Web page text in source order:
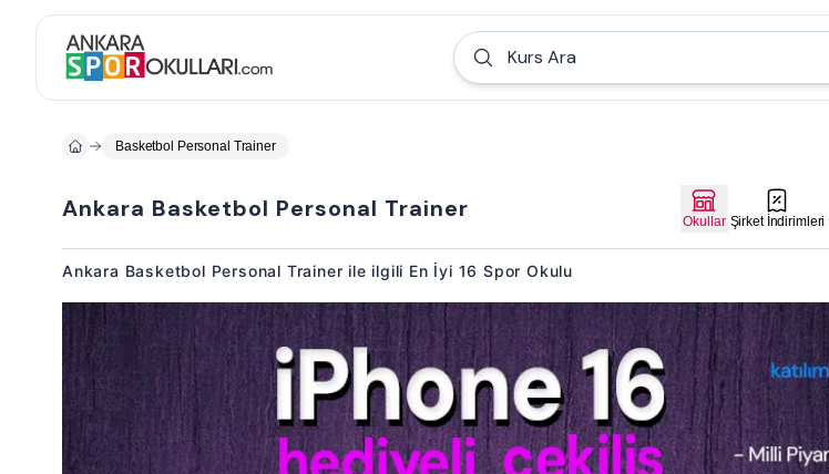
Kurs Ara
Basketbol Personal Trainer
Ankara Basketbol Personal Trainer Okullar Şirket İndirimleri
Ankara Basketbol Personal Trainer ile ilgili En İyi 16 Spor Okulu